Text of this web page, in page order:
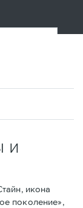
и
икона
поколение»,